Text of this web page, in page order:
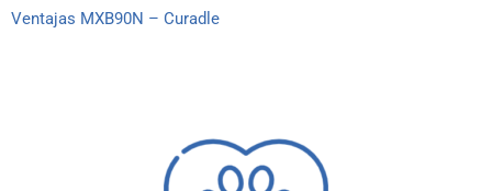
Ventajas MXB90N – Curadle